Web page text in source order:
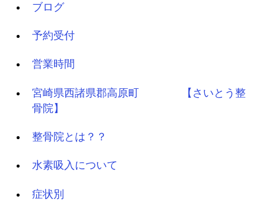
ブログ
予約受付
営業時間
宮崎県西諸県郡高原町 【さいとう整
骨院】
整骨院とは？？
水素吸入について
症状別